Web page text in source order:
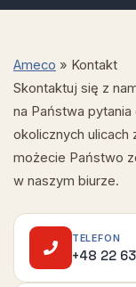
Ameco » Kontakt
Skontaktuj się z
na Państwa
okolicznych ulicach
możecie Państwo
w naszym biurze.
TELEFON
+48 22